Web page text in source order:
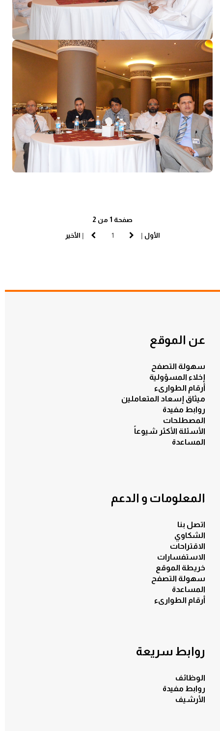
صفحة 1 من 2
الأول |
| الأخير
عن الموقع
سهولة التصفح
إخلاء المسؤولية
أرقام الطوارىء
ميثاق إسعاد المتعاملين
روابط مفيدة
المصطلحات
الأسئلة الأكثر شيوعاً
المساعدة
المعلومات و الدعم
اتصل بنا
الشكاوي
الاقتراحات
الاستفسارات
خريطة الموقع
سهولة التصفح
المساعدة
أرقام الطوارىء
روابط سريعة
الوظائف
روابط مفيدة
الأرشيف